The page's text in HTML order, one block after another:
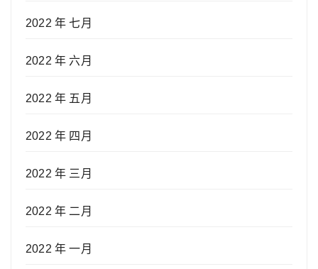
2022 年 七月
2022 年 六月
2022 年 五月
2022 年 四月
2022 年 三月
2022 年 二月
2022 年 一月